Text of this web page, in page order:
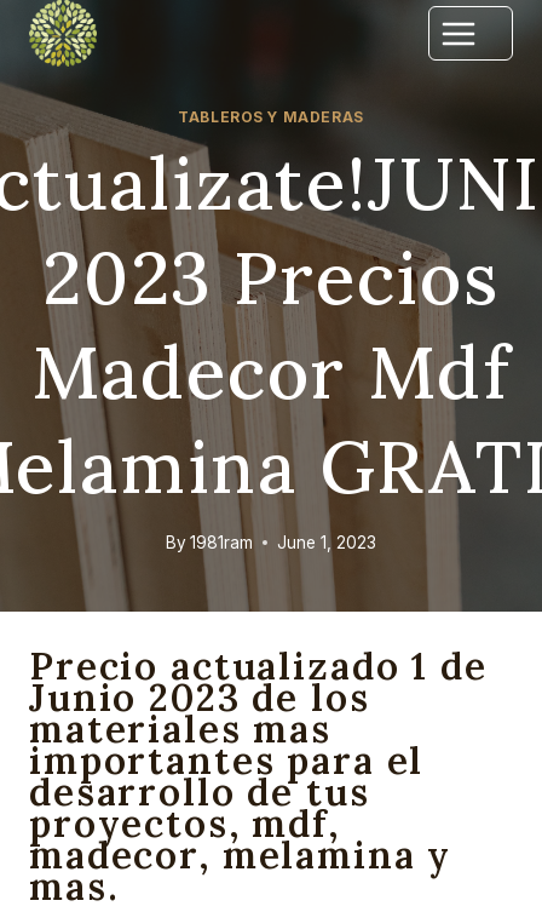
Skip
content
TABLEROS Y MADERAS
2023 Precios
Madecor Mdf
By1981ram June 1, 2023
Precio actualizado 1 de
Junio 2023 de los
materiales mas
importantes para el
desarrollo de tus
proyectos, mdf,
madecor, melamina y
mas.